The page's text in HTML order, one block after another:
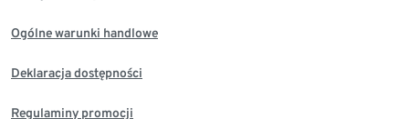
Ogólne warunki handlowe
Deklaracja dostępności
Regulaminy promocji